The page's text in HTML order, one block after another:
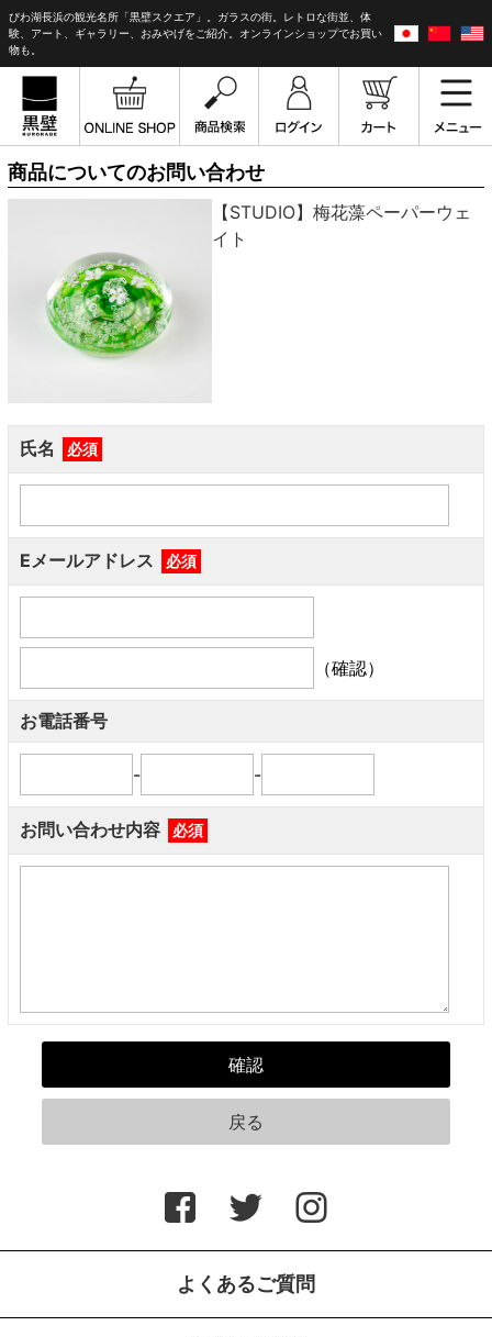
びわ湖長浜の観光名所「黒壁スクエア」。ガラスの街。レトロな街並、体
験、アート、ギャラリー、おみやげをご紹介。オンラインショップでお買い
物も。
商品についてのお問い合わせ
【STUDIO】梅花藻ペーパーウェ
イト
氏名 必須
Eメールアドレス 必須
（確認）
お電話番号
- -
お問い合わせ内容 必須
よくあるご質問